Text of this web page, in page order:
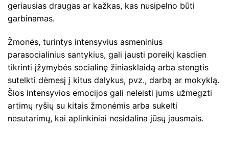
geriausias draugas ar kažkas, kas nusipelno būti
garbinamas.
Žmonės, turintys intensyvius asmeninius
parasocialinius santykius, gali jausti poreikį kasdien
tikrinti įžymybės socialinę žiniasklaidą arba stengtis
sutelkti dėmesį į kitus dalykus, pvz., darbą ar mokyklą.
Šios intensyvios emocijos gali neleisti jums užmegzti
artimų ryšių su kitais žmonėmis arba sukelti
nesutarimų, kai aplinkiniai nesidalina jūsų jausmais.